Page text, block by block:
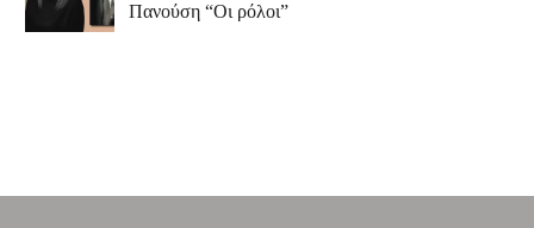
Πανούση “Οι ρόλοι”